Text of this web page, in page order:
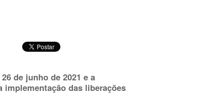
de junho de 2021 e a
das liberações